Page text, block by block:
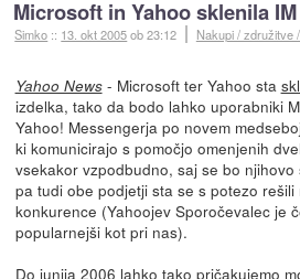
Microsoft in Yahoo sklenila
Simko :: 13. okt 2005ob 23:12 Nakupi / združitve
Yahoo News- Microsoft ter Yahoo sta
izdelka, tako da bodo lahko uporabniki
Yahoo! Messengerja po novem
ki komunicirajo s pomočjo omenjenih
vsekakor vzpodbudno, saj se bo
pa tudi obe podjetji sta se s potezo
konkurence (Yahoojev Sporočevalec je
popularnejši kot pri nas).
Do junija 2006 lahko tako pričakujemo